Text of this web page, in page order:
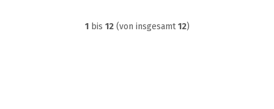
1bis 12(von insgesamt12)